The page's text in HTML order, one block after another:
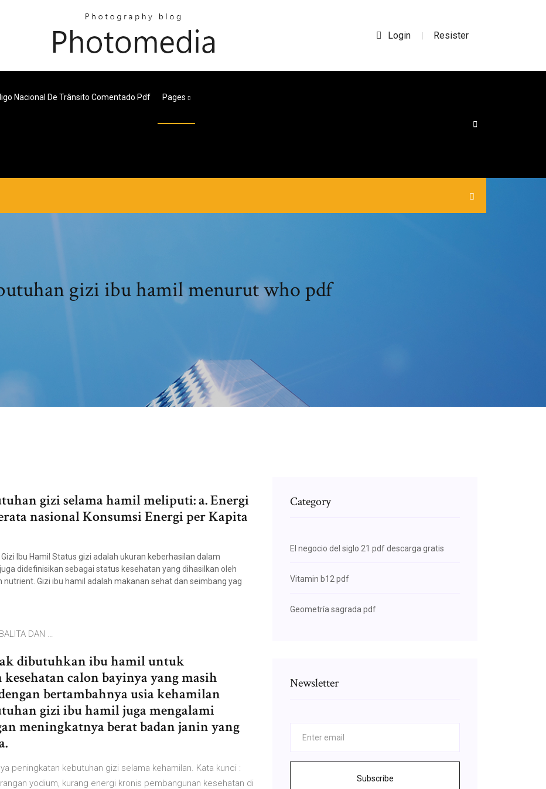
Login | Resister
Nacional De Trânsito Comentado Pdf Pages
gizi ibu hamil menurut who pdf
gizi selama hamil meliputi: a. Energi
nasional Konsumsi Energi per Kapita
Ibu Hamil Status gizi adalah ukuran keberhasilan dalam
didefinisikan sebagai status kesehatan yang dihasilkan oleh
Gizi ibu hamil adalah makanan sehat dan seimbang yag
DAN …
dibutuhkan ibu hamil untuk
calon bayinya yang masih
bertambahnya usia kehamilan
gizi ibu hamil juga mengalami
meningkatnya berat badan janin yang
peningkatan kebutuhan gizi selama kehamilan. Kata kunci :
yodium, kurang energi kronis pembangunan kesehatan di
Category
El negocio del siglo 21 pdf descarga gratis
Vitamin b12 pdf
Geometría sagrada pdf
Newsletter
Subscribe